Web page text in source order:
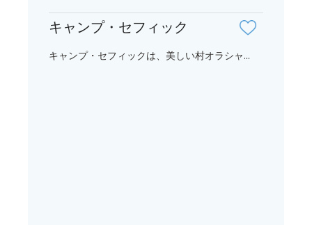
キャンプ・セフィック
キャンプ・セフィックは、美しい村オラシャ...